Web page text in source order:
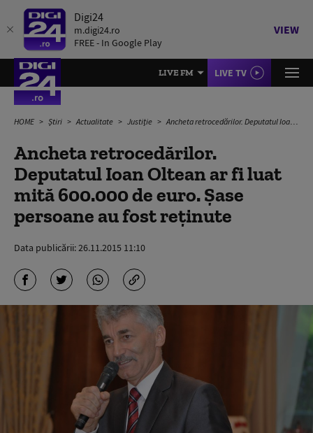
Digi24
m.digi24.ro
FREE - In Google Play
VIEW
LIVE FM LIVE TV
HOME Știri Actualitate Justiție Ancheta retrocedărilor. Deputatul Ioan Oltean ar fi luat mită 600.000 de euro. Șase persoane au fost reținute
Ancheta retrocedărilor.
Deputatul Ioan Oltean ar fi luat
mită 600.000 de euro. Șase
persoane au fost reținute
Data publicării:26.11.2015 11:10